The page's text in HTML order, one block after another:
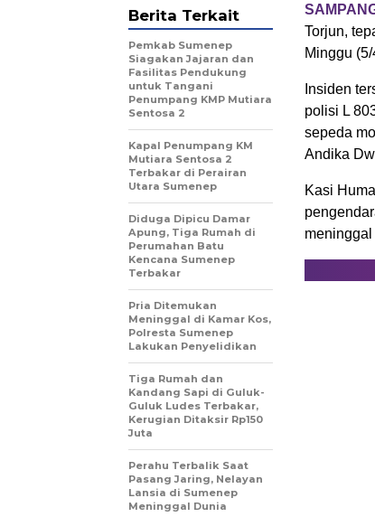
Torjun,
Minggu
Insiden
polisi L
sepeda
Andika
Kasi
Berita Terkait
Pemkab Sumenep
Siagakan Jajaran dan
Fasilitas Pendukung
untuk Tangani
Penumpang KMP Mutiara
Sentosa 2
Kapal Penumpang KM
Mutiara Sentosa 2
Terbakar di Perairan
Utara Sumenep
Diduga Dipicu Damar
Apung, Tiga Rumah di
Perumahan Batu
Kencana Sumenep
Terbakar
Pria Ditemukan
Meninggal di Kamar Kos,
Polresta Sumenep
Lakukan Penyelidikan
Tiga Rumah dan
Kandang Sapi di Guluk-
Guluk Ludes Terbakar,
Kerugian Ditaksir Rp150
Juta
Perahu Terbalik Saat
Pasang Jaring, Nelayan
Lansia di Sumenep
Meninggal Dunia